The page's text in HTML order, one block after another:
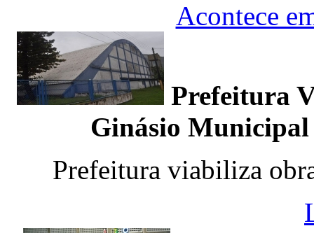
Acontece
Prefeitura
Ginásio
Prefeitura viabiliza